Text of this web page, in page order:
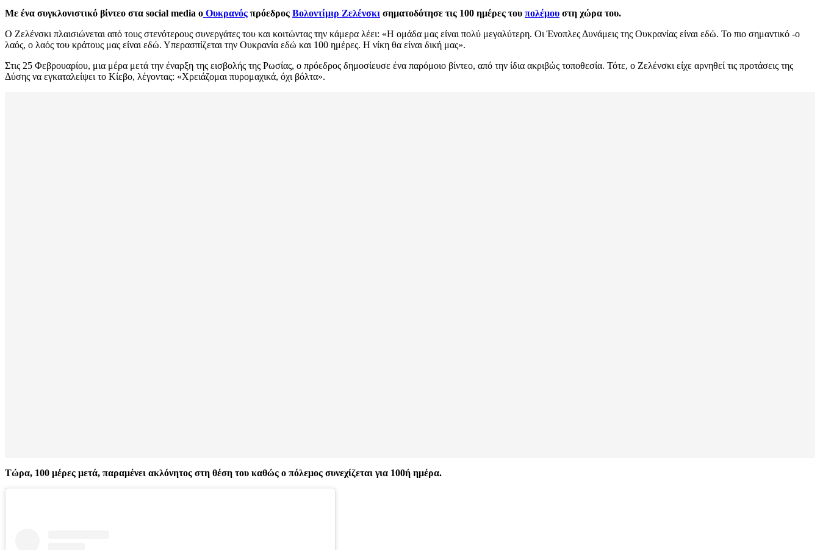
Με ένα συγκλονιστικό βίντεο στα social media ο Ουκρανός πρόεδρος Βολοντίμιρ Ζελένσκι σηματοδότησε τις 100 ημέρες του πολέμου στη χώρα του.
Ο Ζελένσκι πλαισιώνεται από τους στενότερους συνεργάτες του και κοιτώντας την κάμερα λέει: «Η ομάδα μας είναι πολύ μεγαλύτερη. Οι Ένοπλες Δυνάμεις της Ουκρανίας είναι εδώ. Το πιο σημαντικό -ο
λαός, ο λαός του κράτους μας είναι εδώ. Υπερασπίζεται την Ουκρανία εδώ και 100 ημέρες. Η νίκη θα είναι δική μας».
Στις 25 Φεβρουαρίου, μια μέρα μετά την έναρξη της εισβολής της Ρωσίας, ο πρόεδρος δημοσίευσε ένα παρόμοιο βίντεο, από την ίδια ακριβώς τοποθεσία. Τότε, ο Ζελένσκι είχε αρνηθεί τις προτάσεις της
Δύσης να εγκαταλείψει το Κίεβο, λέγοντας: «Χρειάζομαι πυρομαχικά, όχι βόλτα».
Τώρα, 100 μέρες μετά, παραμένει ακλόνητος στη θέση του καθώς ο πόλεμος συνεχίζεται για 100ή ημέρα.